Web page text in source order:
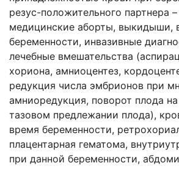
резус-положительного партнера
медицинские аборты, выкидыши,
беременности, инвазивные
лечебные вмешательства
хориона, амниоцентез,
редукция числа эмбрионов при
амниоредукция, поворот плода
тазовом предлежании плода),
время беременности,
плацентарная гематома,
при данной беременности,